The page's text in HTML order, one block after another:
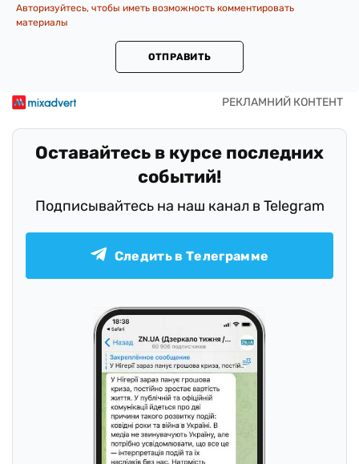
Авторизуйтесь, чтобы иметь возможность комментировать
материалы
ОТПРАВИТЬ
Оставайтесь в курсе последних
событий!
Подписывайтесь на наш канал в Telegram
Следить в Телеграмме